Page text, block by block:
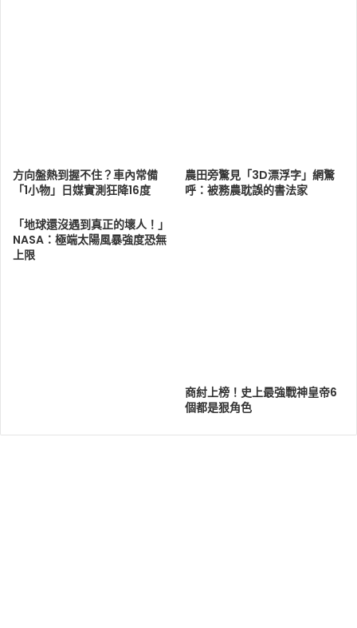
方向盤熱到握不住？車內常備
「1小物」日媒實測狂降16度
農田旁驚見「3D漂浮字」網驚
呼：被務農耽誤的書法家
「地球還沒遇到真正的壞人！」
NASA：極端太陽風暴強度恐無
上限
商紂上榜！史上最強戰神皇帝6
個都是狠角色